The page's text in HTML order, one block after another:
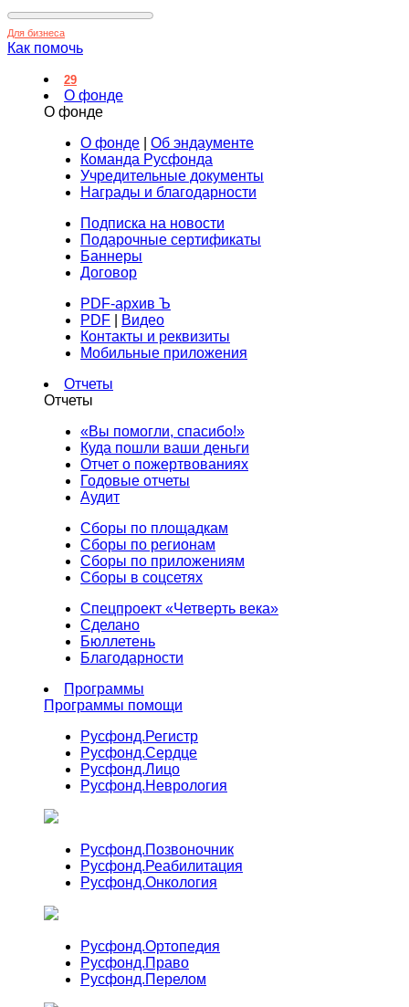
Для бизнеса
Как помочь
29
О фонде
О фонде
О фонде
Об эндаументе
Команда Русфонда
Учредительные документы
Награды и благодарности
Подписка на новости
Подарочные сертификаты
Баннеры
Договор
PDF-архив Ъ
PDF
Видео
Контакты и реквизиты
Мобильные приложения
Отчеты
Отчеты
«Вы помогли, спасибо!»
Куда пошли ваши деньги
Отчет о пожертвованиях
Годовые отчеты
Аудит
Сборы по площадкам
Сборы по регионам
Сборы по приложениям
Сборы в соцсетях
Спецпроект «Четверть века»
Сделано
Бюллетень
Благодарности
Программы
Программы помощи
Русфонд.Регистр
Русфонд.Сердце
Русфонд.Лицо
Русфонд.Неврология
Русфонд.Позвоночник
Русфонд.Реабилитация
Русфонд.Онкология
Русфонд.Ортопедия
Русфонд.Право
Русфонд.Перелом